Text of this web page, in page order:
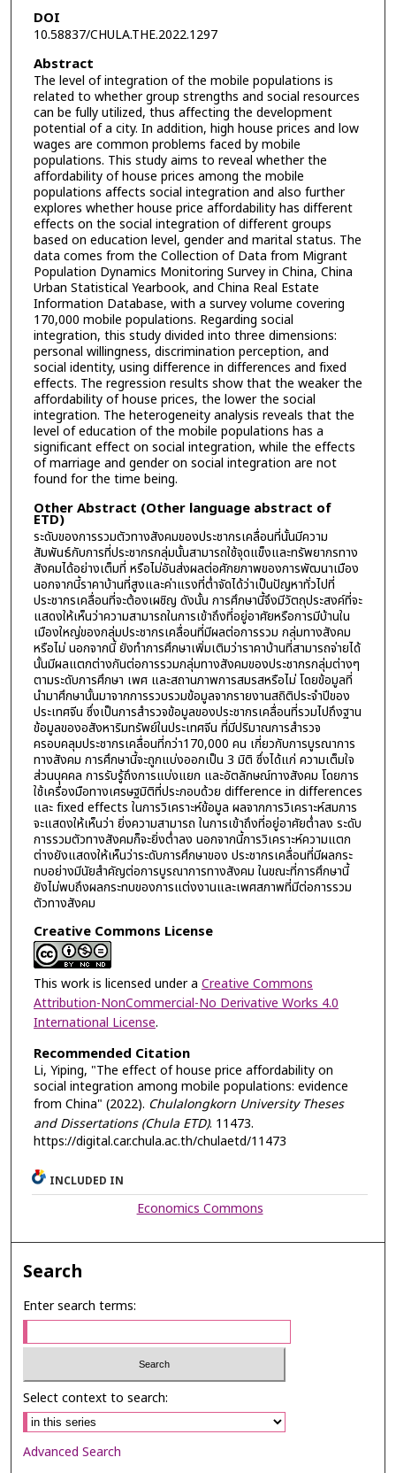
DOI
10.58837/CHULA.THE.2022.1297
Abstract
The level of integration of the mobile populations is
related to whether group strengths and social resources
can be fully utilized, thus affecting the development
potential of a city. In addition, high house prices and low
wages are common problems faced by mobile
populations. This study aims to reveal whether the
affordability of house prices among the mobile
populations affects social integration and also further
explores whether house price affordability has different
effects on the social integration of different groups
based on education level, gender and marital status. The
data comes from the Collection of Data from Migrant
Population Dynamics Monitoring Survey in China, China
Urban Statistical Yearbook, and China Real Estate
Information Database, with a survey volume covering
170,000 mobile populations. Regarding social
integration, this study divided into three dimensions:
personal willingness, discrimination perception, and
social identity, using difference in differences and fixed
effects. The regression results show that the weaker the
affordability of house prices, the lower the social
integration. The heterogeneity analysis reveals that the
level of education of the mobile populations has a
significant effect on social integration, while the effects
of marriage and gender on social integration are not
found for the time being.
Other Abstract (Other language abstract of
ETD)
ระดับของการรวมตัวทางสังคมของประชากรเคลื่อนที่นั้นมีความ
สัมพันธ์กับการที่ประชากรกลุ่มนั้นสามารถใช้จุดแข็งและทรัพยากรทาง
สังคมได้อย่างเต็มที่ หรือไม่อันส่งผลต่อศักยภาพของการพัฒนาเมือง
นอกจากนี้ราคาบ้านที่สูงและค่าแรงที่ต่ำจัดได้ว่าเป็นปัญหาทั่วไปที่
ประชากรเคลื่อนที่จะต้องเผชิญ ดังนั้น การศึกษานี้จึงมีวัตถุประสงค์ที่จะ
แสดงให้เห็นว่าความสามารถในการเข้าถึงที่อยู่อาศัยหรือการมีบ้านใน
เมืองใหญ่ของกลุ่มประชากรเคลื่อนที่มีผลต่อการรวม กลุ่มทางสังคม
หรือไม่ นอกจากนี้ ยังทำการศึกษาเพิ่มเติมว่าราคาบ้านที่สามารถจ่ายได้
นั้นมีผลแตกต่างกันต่อการรวมกลุ่มทางสังคมของประชากรกลุ่มต่างๆ
ตามระดับการศึกษา เพศ และสถานภาพการสมรสหรือไม่ โดยข้อมูลที่
นำมาศึกษานั้นมาจากการรวบรวมข้อมูลจากรายงานสถิติประจำปีของ
ประเทศจีน ซึ่งเป็นการสำรวจข้อมูลของประชากรเคลื่อนที่รวมไปถึงฐาน
ข้อมูลของอสังหาริมทรัพย์ในประเทศจีน ที่มีปริมาณการสำรวจ
ครอบคลุมประชากรเคลื่อนที่กว่า170,000 คน เกี่ยวกับการบูรณาการ
ทางสังคม การศึกษานี้จะถูกแบ่งออกเป็น 3 มิติ ซึ่งได้แก่ ความเต็มใจ
ส่วนบุคคล การรับรู้ถึงการแบ่งแยก และอัตลักษณ์ทางสังคม โดยการ
ใช้เครื่องมือทางเศรษฐมิติที่ประกอบด้วย difference in differences
และ fixed effects ในการวิเคราะห์ข้อมูล ผลจากการวิเคราะห์สมการ
จะแสดงให้เห็นว่า ยิ่งความสามารถ ในการเข้าถึงที่อยู่อาศัยต่ำลง ระดับ
การรวมตัวทางสังคมก็จะยิ่งต่ำลง นอกจากนี้การวิเคราะห์ความแตก
ต่างยังแสดงให้เห็นว่าระดับการศึกษาของ ประชากรเคลื่อนที่มีผลกระ
ทบอย่างมีนัยสำคัญต่อการบูรณาการทางสังคม ในขณะที่การศึกษานี้
ยังไม่พบถึงผลกระทบของการแต่งงานและเพศสภาพที่มีต่อการรวม
ตัวทางสังคม
Creative Commons License
This work is licensed under a Creative Commons
Attribution-NonCommercial-No Derivative Works 4.0
International License.
Recommended Citation
Li, Yiping, "The effect of house price affordability on
social integration among mobile populations: evidence
from China" (2022). Chulalongkorn University Theses
and Dissertations (Chula ETD). 11473.
https://digital.car.chula.ac.th/chulaetd/11473
INCLUDED IN
Economics Commons
Search
Enter search terms:
Select context to search:
Advanced Search